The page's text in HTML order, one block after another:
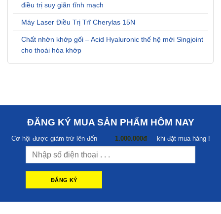
điều trị suy giãn tĩnh mạch
Máy Laser Điều Trị Trĩ Cherylas 15N
Chất nhờn khớp gối – Acid Hyaluronic thế hệ mới Singjoint
cho thoái hóa khớp
ĐĂNG KÝ MUA SẢN PHẨM HÔM NAY
Cơ hội được giảm trừ lên đến 1.000.000đ khi đặt mua hàng !